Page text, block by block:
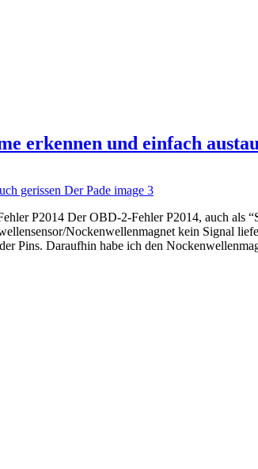
erkennen und einfach
P2014 Der OBD-2-Fehler P2014, auch als
Nockenwellenmagnet kein Signal
Pins. Daraufhin habe ich den